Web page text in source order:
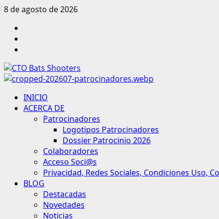
Saltar
contenido
8 de agosto de 2026
Menú
principal
INICIO
ACERCA DE
Patrocinadores
Logotipos Patrocinadores
Dossier Patrocinio 2026
Colaboradores
Acceso Soci@s
Privacidad, Redes Sociales, Condiciones Uso,
BLOG
Destacadas
Novedades
Noticias